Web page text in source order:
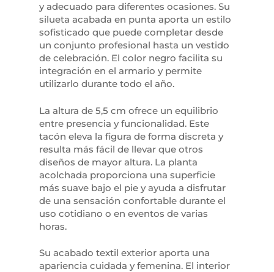
y adecuado para diferentes ocasiones. Su
silueta acabada en punta aporta un estilo
sofisticado que puede completar desde
un conjunto profesional hasta un vestido
de celebración. El color negro facilita su
integración en el armario y permite
utilizarlo durante todo el año.
La altura de 5,5 cm ofrece un equilibrio
entre presencia y funcionalidad. Este
tacón eleva la figura de forma discreta y
resulta más fácil de llevar que otros
diseños de mayor altura. La planta
acolchada proporciona una superficie
más suave bajo el pie y ayuda a disfrutar
de una sensación confortable durante el
uso cotidiano o en eventos de varias
horas.
Su acabado textil exterior aporta una
apariencia cuidada y femenina. El interior